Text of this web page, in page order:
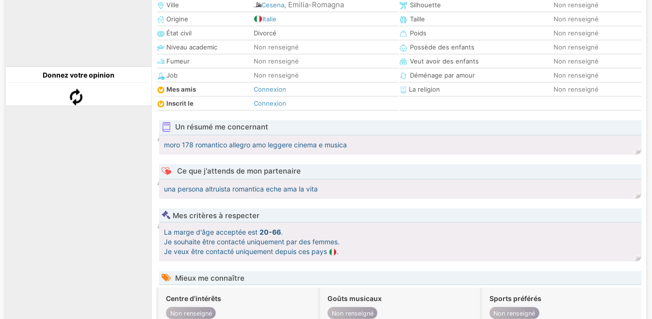
Donnez votre opinion
Ville
Cesena, Emilia-Romagna
Origine
Italie
État civil
Divorcé
Niveau academic
Non renseigné
Fumeur
Non renseigné
Job
Non renseigné
Mes amis
Connexion
Inscrit le
Connexion
Silhouette
Non renseigné
Taille
Non renseigné
Poids
Non renseigné
Possède des enfants
Non renseigné
Veut avoir des enfants
Non renseigné
Déménage par amour
Non renseigné
La religion
Non renseigné
Un résumé me concernant
moro 178 romantico allegro amo leggere cinema e musica
Ce que j'attends de mon partenaire
una persona altruista romantica eche ama la vita
Mes critères à respecter
La marge d'âge acceptée est 20-66.
Je souhaite être contacté uniquement par des femmes.
Je veux être contacté uniquement depuis ces pays
.
Mieux me connaître
Centre d'intérêts
Non renseigné
Goûts musicaux
Non renseigné
Sports préférés
Non renseigné